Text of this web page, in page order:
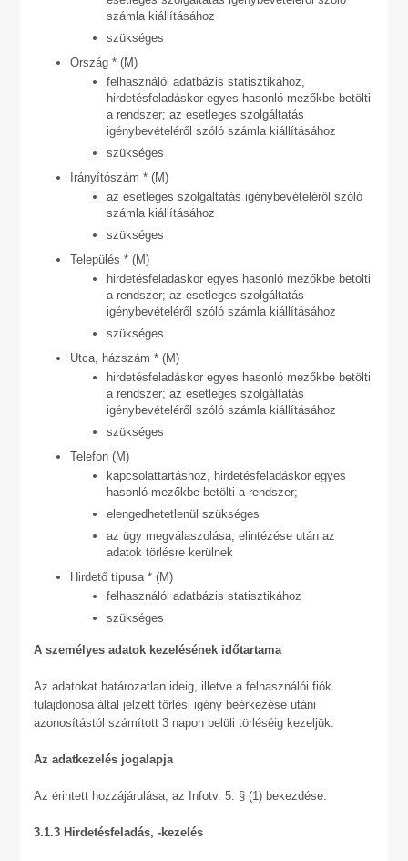
számla kiállításához
szükséges
Ország * (M)
felhasználói adatbázis statisztikához,
hirdetésfeladáskor egyes hasonló mezőkbe betölti
a rendszer; az esetleges szolgáltatás
igénybevételéről szóló számla kiállításához
szükséges
Irányítószám * (M)
az esetleges szolgáltatás igénybevételéről szóló
számla kiállításához
szükséges
Település * (M)
hirdetésfeladáskor egyes hasonló mezőkbe betölti
a rendszer; az esetleges szolgáltatás
igénybevételéről szóló számla kiállításához
szükséges
Utca, házszám * (M)
hirdetésfeladáskor egyes hasonló mezőkbe betölti
a rendszer; az esetleges szolgáltatás
igénybevételéről szóló számla kiállításához
szükséges
Telefon (M)
kapcsolattartáshoz, hirdetésfeladáskor egyes
hasonló mezőkbe betölti a rendszer;
elengedhetetlenül szükséges
az ügy megválaszolása, elintézése után az
adatok törlésre kerülnek
Hirdető típusa * (M)
felhasználói adatbázis statisztikához
szükséges
A személyes adatok kezelésének időtartama
Az adatokat határozatlan ideig, illetve a felhasználói fiók
tulajdonosa által jelzett törlési igény beérkezése utáni
azonosítástól számított 3 napon belüli törléséig kezeljük.
Az adatkezelés jogalapja
Az érintett hozzájárulása, az Infotv. 5. § (1) bekezdése.
3.1.3 Hirdetésfeladás, -kezelés